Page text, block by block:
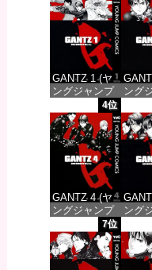
GANTZ 1 (ヤ
ングジャンプ
コミックス
DIGITAL)
価格：¥100
ング
コミ
価
4位
GANTZ 4 (ヤ
ングジャンプ
コミックス
DIGITAL)
価格：¥100
ング
コミ
価
7位